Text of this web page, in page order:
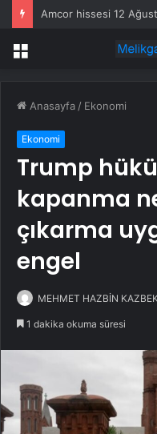
Menü
Anasayfa / Ekonomi
Ekonomi
Trump
kapanma
çıkarma
engel
MEHMET HAZBİN
1 dakika okuma süresi